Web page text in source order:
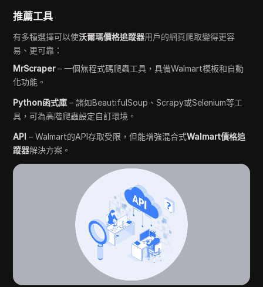
推薦工具
有多種選擇可以使沃爾瑪價格追蹤器用戶的網頁爬取變得更容
易、更可靠：
MrScraper– 一個無程式碼爬蟲工具，具備Walmart模板和自動
化功能。
Python函式庫 – 諸如BeautifulSoup、Scrapy或Selenium等工
具，可為高階爬蟲設定自訂環境。
API – Walmart的API存取受限，但能增強混合式Walmart價格追
蹤器解決方案。